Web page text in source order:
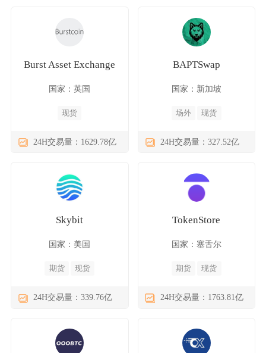
Burst Asset Exchange
国家：英国
现货
24H交易量：1629.78亿
BAPTSwap
国家：新加坡
场外 现货
24H交易量：327.52亿
Skybit
国家：美国
期货 现货
24H交易量：339.76亿
TokenStore
国家：塞舌尔
期货 现货
24H交易量：1763.81亿